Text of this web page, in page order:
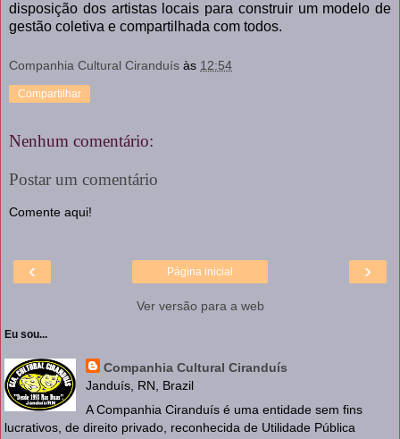
disposição dos artistas locais para construir um modelo de
gestão coletiva e compartilhada com todos.
Companhia Cultural Ciranduís às 12:54
Compartilhar
Nenhum comentário:
Postar um comentário
Comente aqui!
‹ ›
Página inicial
Ver versão para a web
Eu sou...
Companhia Cultural Ciranduís
Janduís, RN, Brazil
A Companhia Ciranduís é uma entidade sem fins
lucrativos, de direito privado, reconhecida de Utilidade Pública